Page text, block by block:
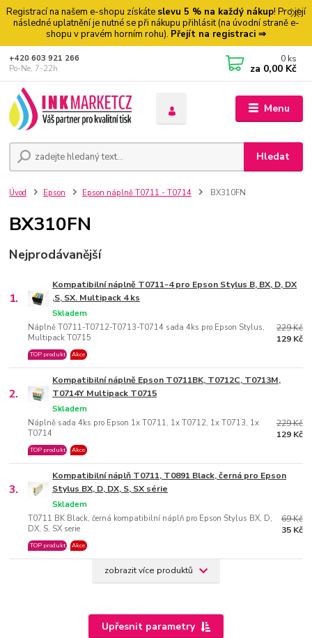
Registrací na našem e-shopu získáte slevu 5 % na každý nákup! Pro její
následné uplatnění je nutné se při nákupu přihlásit (na úvodní straně e-
shopu v pravém horním rohu). Přejít na registraci ⇒
Menu
Hledat
+420 603 921 266
Po-Ne, 7-22h
0 ks
za 0,00 Kč
Úvod Epson Epson náplně T0711 - T0714 BX310FN
BX310FN
Nejprodávanější
1.
Kompatibilní náplně T0711-4 pro Epson Stylus B, BX, D, DX
,S, SX. Multipack 4 ks
Náplně T0711-T0712-T0713-T0714 sada 4ks pro Epson Stylus,
Multipack T0715
Skladem
TOP produkt Akce
229 Kč
129 Kč
2.
Kompatibilní náplně Epson T0711BK, T0712C, T0713M,
T0714Y Multipack T0715
Náplně sada 4ks pro Epson 1x T0711, 1x T0712, 1x T0713, 1x
T0714
Skladem
TOP produkt Akce
229 Kč
129 Kč
3.
Kompatibilní náplň T0711, T0891 Black, černá pro Epson
Stylus BX, D, DX, S, SX série
T0711 BK Black, černá kompatibilní náplň pro Epson Stylus BX, D,
DX, S, SX serie
Skladem
TOP produkt Akce
69 Kč
35 Kč
zobrazit více produktů
Upřesnit parametry